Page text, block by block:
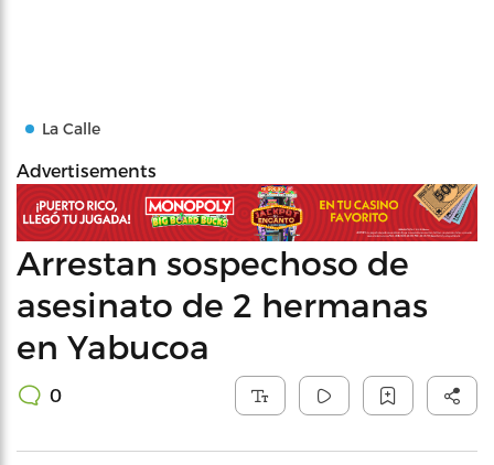
La Calle
Advertisements
Arrestan sospechoso de
asesinato de 2 hermanas
en Yabucoa
0